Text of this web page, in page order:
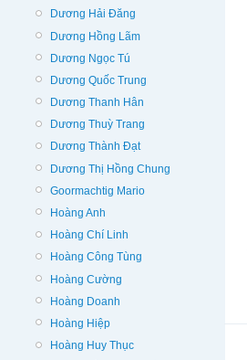
Dương Hải Đăng
Dương Hồng Lãm
Dương Ngọc Tú
Dương Quốc Trung
Dương Thanh Hân
Dương Thuỳ Trang
Dương Thành Đạt
Dương Thị Hồng Chung
Goormachtig Mario
Hoàng Anh
Hoàng Chí Linh
Hoàng Công Tùng
Hoàng Cường
Hoàng Doanh
Hoàng Hiệp
Hoàng Huy Thục